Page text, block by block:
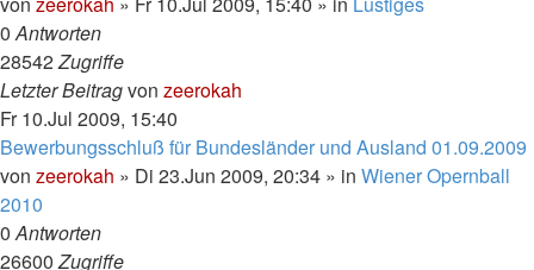
0Antworten
28542Zugriffe
Letzter Beitragvon zeerokah
Fr 10.Jul 2009, 15:40
Bewerbungsschluß für Bundesländer und Ausland 01.09.2009
von zeerokah » Di 23.Jun 2009, 20:34 » in Wiener Opernball
2010
0Antworten
26600Zugriffe